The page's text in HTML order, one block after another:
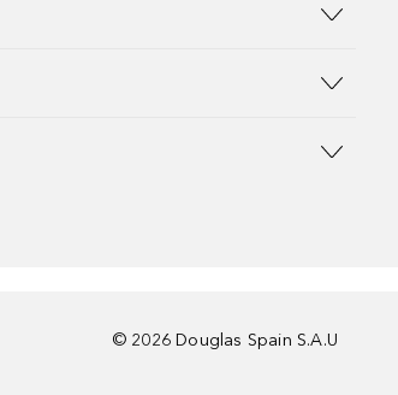
© 2026 Douglas Spain S.A.U